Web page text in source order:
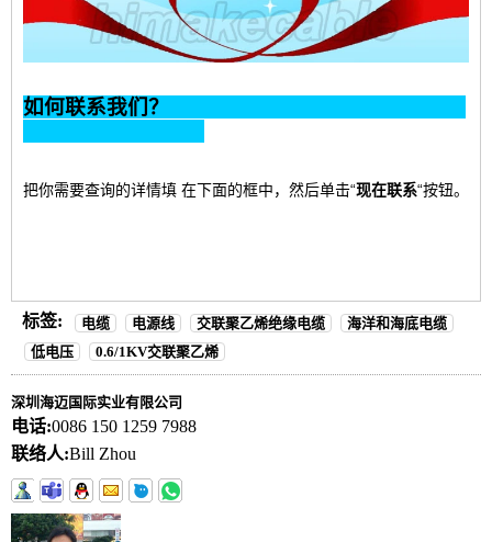
如何联系我们？
把你需要查询的详情填 在下面的框中，然后单击“现在联系“按钮。
标签: 电缆 电源线 交联聚乙烯绝缘电缆
海洋和海底电缆
低电压
0.6/1KV交联聚乙烯
深圳海迈国际实业有限公司
电话:0086 150 1259 7988
联络人:Bill Zhou